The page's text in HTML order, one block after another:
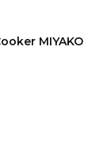
MIYAKO